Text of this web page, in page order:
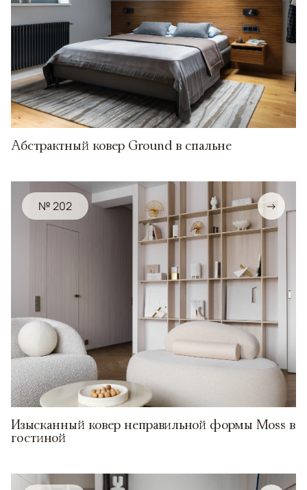
Абстрактный ковер Ground в спальне
№ 202 →
Изысканный ковер неправильной формы Moss в
гостиной